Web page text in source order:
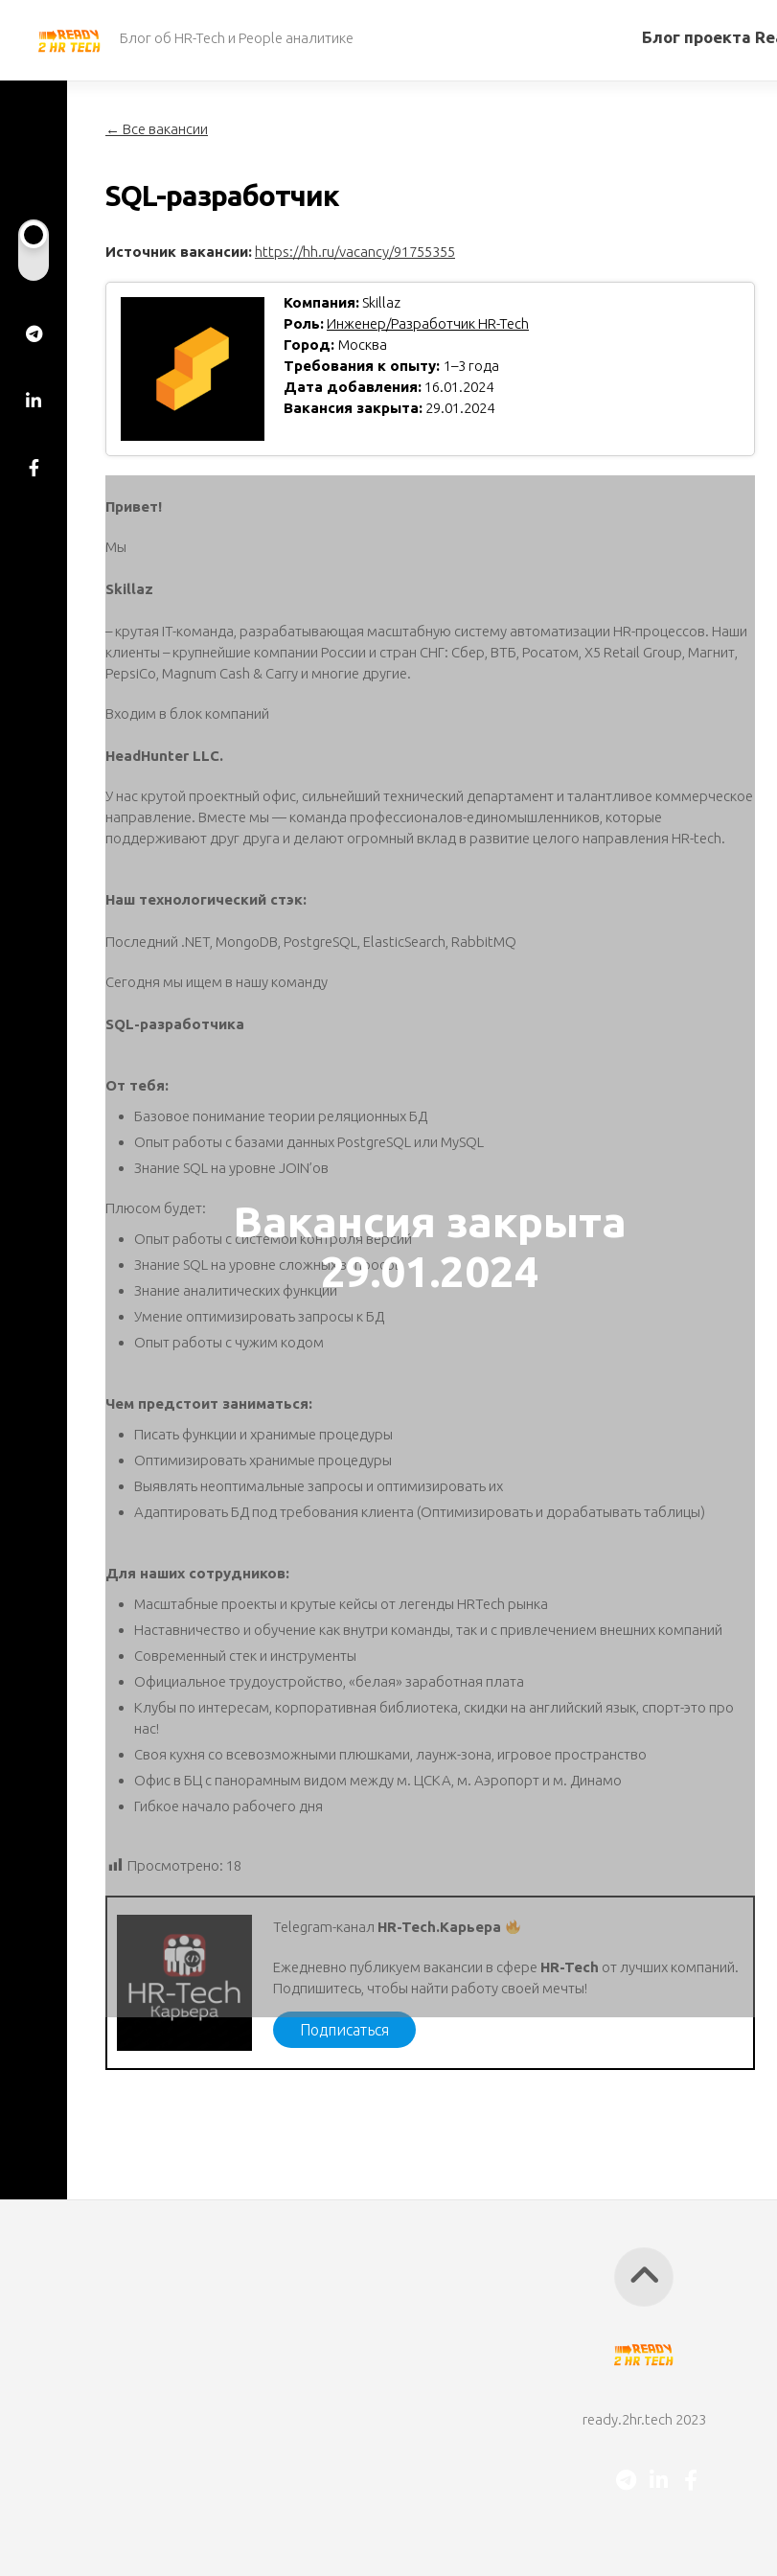
содержанию
Блог об HR-Tech и People аналитике Блог проекта
← Все вакансии
SQL-разработчик
Источник вакансии: https://hh.ru/vacancy/91755355
Компания: Skillaz
Роль:Инженер/Разработчик HR-Tech
Город: Москва
Требования к опыту: 1–3 года
Дата добавления: 16.01.2024
Вакансия закрыта: 29.01.2024
Вакансия закрыта
29.01.2024
Привет!
Мы
Skillaz
– крутая IT-команда, разрабатывающая масштабную систему автоматизации HR-процессов. Наши
клиенты – крупнейшие компании России и стран СНГ: Сбер, ВТБ, Росатом, X5 Retail Group, Магнит,
PepsiCo, Magnum Cash & Carry и многие другие.
Входим в блок компаний
HeadHunter LLC.
У нас крутой проектный офис, сильнейший технический департамент и талантливое коммерческое
направление. Вместе мы — команда профессионалов-единомышленников, которые
поддерживают друг друга и делают огромный вклад в развитие целого направления HR-tech.
Наш технологический стэк:
Последний .NET, MongoDB, PostgreSQL, ElasticSearch, RabbitMQ
Сегодня мы ищем в нашу команду
SQL-разработчика
От тебя:
Базовое понимание теории реляционных БД
Опыт работы с базами данных PostgreSQL или MySQL
Знание SQL на уровне JOIN’ов
Плюсом будет:
Опыт работы с системой контроля версий
Знание SQL на уровне сложных запросов
Знание аналитических функций
Умение оптимизировать запросы к БД
Опыт работы с чужим кодом
Чем предстоит заниматься:
Писать функции и хранимые процедуры
Оптимизировать хранимые процедуры
Выявлять неоптимальные запросы и оптимизировать их
Адаптировать БД под требования клиента (Оптимизировать и дорабатывать таблицы)
Для наших сотрудников:
Масштабные проекты и крутые кейсы от легенды HRTech рынка
Наставничество и обучение как внутри команды, так и с привлечением внешних компаний
Современный стек и инструменты
Официальное трудоустройство, «белая» заработная плата
Клубы по интересам, корпоративная библиотека, скидки на английский язык, спорт-это про
нас!
Своя кухня со всевозможными плюшками, лаунж-зона, игровое пространство
Офис в БЦ с панорамным видом между м. ЦСКА, м. Аэропорт и м. Динамо
Гибкое начало рабочего дня
Просмотрено: 18
Telegram-канал HR-Tech.Карьера
Ежедневно публикуем вакансии в сфере HR-Tech от лучших компаний.
Подпишитесь, чтобы найти работу своей мечты!
Подписаться
ready.2hr.tech 2023